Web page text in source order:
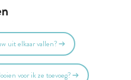
uit elkaar vallen?
voor ik ze toevoeg?